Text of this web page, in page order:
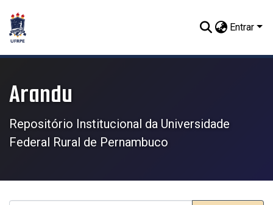
Entrar
Arandu
Repositório Institucional da Universidade
Federal Rural de Pernambuco